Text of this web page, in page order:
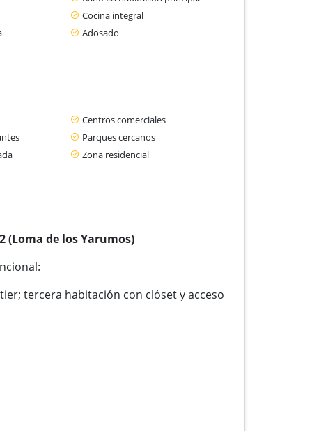
Cocina integral
Adosado
Centros comerciales
Parques cercanos
Zona residencial
de los Yarumos)
tercera habitación con clóset y acceso